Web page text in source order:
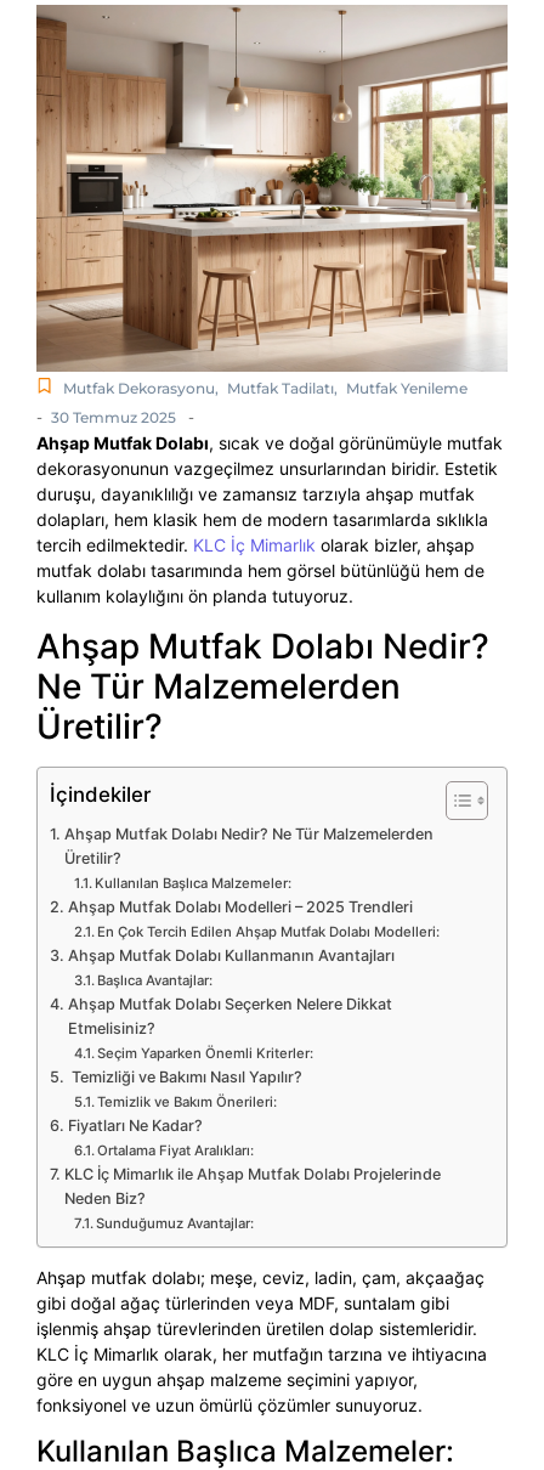
Mutfak Dekorasyonu, Mutfak Tadilatı, Mutfak Yenileme
- 30 Temmuz 2025 -
Ahşap Mutfak Dolabı, sıcak ve doğal görünümüyle mutfak
dekorasyonunun vazgeçilmez unsurlarından biridir. Estetik
duruşu, dayanıklılığı ve zamansız tarzıyla ahşap mutfak
dolapları, hem klasik hem de modern tasarımlarda sıklıkla
tercih edilmektedir. KLC İç Mimarlık olarak bizler, ahşap
mutfak dolabı tasarımında hem görsel bütünlüğü hem de
kullanım kolaylığını ön planda tutuyoruz.
Ahşap Mutfak Dolabı Nedir?
Ne Tür Malzemelerden
Üretilir?
İçindekiler
Ahşap Mutfak Dolabı Nedir? Ne Tür Malzemelerden
Üretilir?
Kullanılan Başlıca Malzemeler:
Ahşap Mutfak Dolabı Modelleri – 2025 Trendleri
En Çok Tercih Edilen Ahşap Mutfak Dolabı Modelleri:
Ahşap Mutfak Dolabı Kullanmanın Avantajları
Başlıca Avantajlar:
Ahşap Mutfak Dolabı Seçerken Nelere Dikkat
Etmelisiniz?
Seçim Yaparken Önemli Kriterler:
Temizliği ve Bakımı Nasıl Yapılır?
Temizlik ve Bakım Önerileri:
Fiyatları Ne Kadar?
Ortalama Fiyat Aralıkları:
KLC İç Mimarlık ile Ahşap Mutfak Dolabı Projelerinde
Neden Biz?
Sunduğumuz Avantajlar:
Ahşap mutfak dolabı; meşe, ceviz, ladin, çam, akçaağaç
gibi doğal ağaç türlerinden veya MDF, suntalam gibi
işlenmiş ahşap türevlerinden üretilen dolap sistemleridir.
KLC İç Mimarlık olarak, her mutfağın tarzına ve ihtiyacına
göre en uygun ahşap malzeme seçimini yapıyor,
fonksiyonel ve uzun ömürlü çözümler sunuyoruz.
Kullanılan Başlıca Malzemeler: